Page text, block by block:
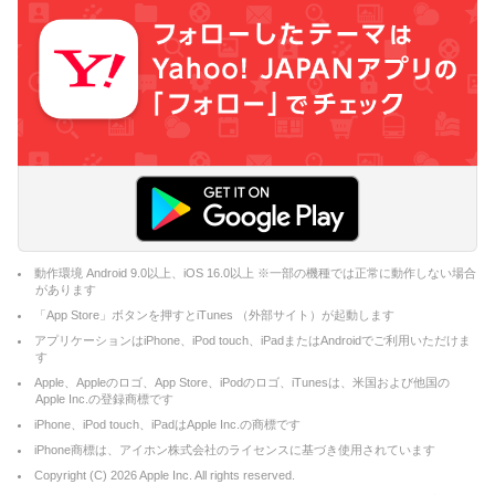
動作環境 Android 9.0以上、iOS 16.0以上 ※一部の機種では正常に動作しない場合
があります
「App Store」ボタンを押すとiTunes （外部サイト）が起動します
アプリケーションはiPhone、iPod touch、iPadまたはAndroidでご利用いただけま
す
Apple、Appleのロゴ、App Store、iPodのロゴ、iTunesは、米国および他国の
Apple Inc.の登録商標です
iPhone、iPod touch、iPadはApple Inc.の商標です
iPhone商標は、アイホン株式会社のライセンスに基づき使用されています
Copyright (C) 2026Apple Inc. All rights reserved.